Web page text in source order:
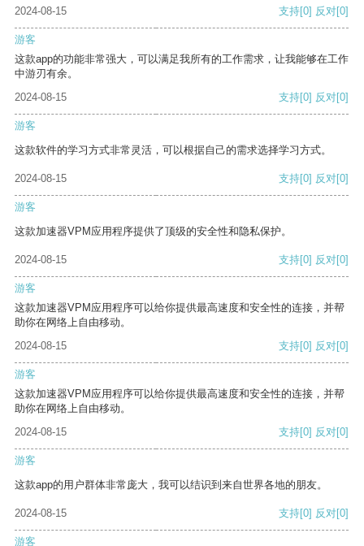
2024-08-15
支持[0] 反对[0]
游客
这款app的功能非常强大，可以满足我所有的工作需求，让我能够在工作
中游刃有余。
2024-08-15
支持[0] 反对[0]
游客
这款软件的学习方式非常灵活，可以根据自己的需求选择学习方式。
2024-08-15 支持[0] 反对[0]
游客
这款加速器VPM应用程序提供了顶级的安全性和隐私保护。
2024-08-15 支持[0] 反对[0]
游客
这款加速器VPM应用程序可以给你提供最高速度和安全性的连接，并帮
助你在网络上自由移动。
2024-08-15
支持[0] 反对[0]
游客
这款加速器VPM应用程序可以给你提供最高速度和安全性的连接，并帮
助你在网络上自由移动。
2024-08-15
支持[0] 反对[0]
游客
这款app的用户群体非常庞大，我可以结识到来自世界各地的朋友。
2024-08-15 支持[0] 反对[0]
游客